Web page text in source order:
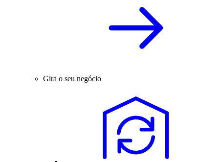
Gira o seu negócio